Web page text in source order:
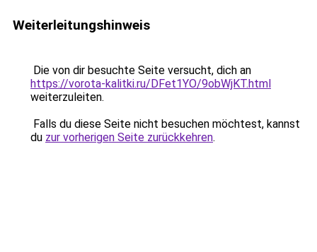
Weiterleitungshinweis
Die von dir besuchte Seite versucht, dich an
https://vorota-kalitki.ru/DFet1YO/9obWjKT.html
weiterzuleiten.
Falls du diese Seite nicht besuchen möchtest, kannst
du zur vorherigen Seite zurückkehren.